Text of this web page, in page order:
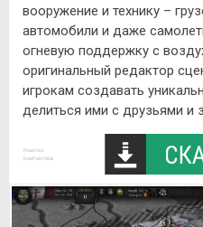
вооружение и технику –
автомобили и даже
огневую поддержку с
оригинальный редактор
игрокам создавать
делиться ими с друзьями и